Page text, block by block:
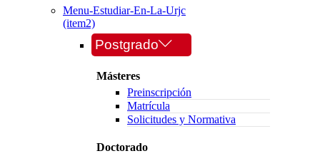
Menu-Estudiar-En-La-Urjc
(item2)
Postgrado
Másteres
Preinscripción
Matrícula
Solicitudes y Normativa
Doctorado